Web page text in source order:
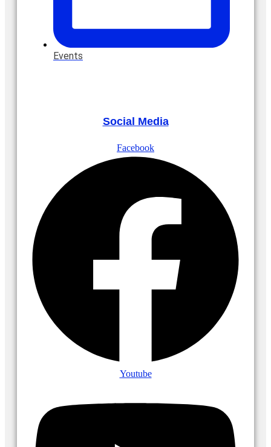
Events
Social Media
Facebook
Youtube